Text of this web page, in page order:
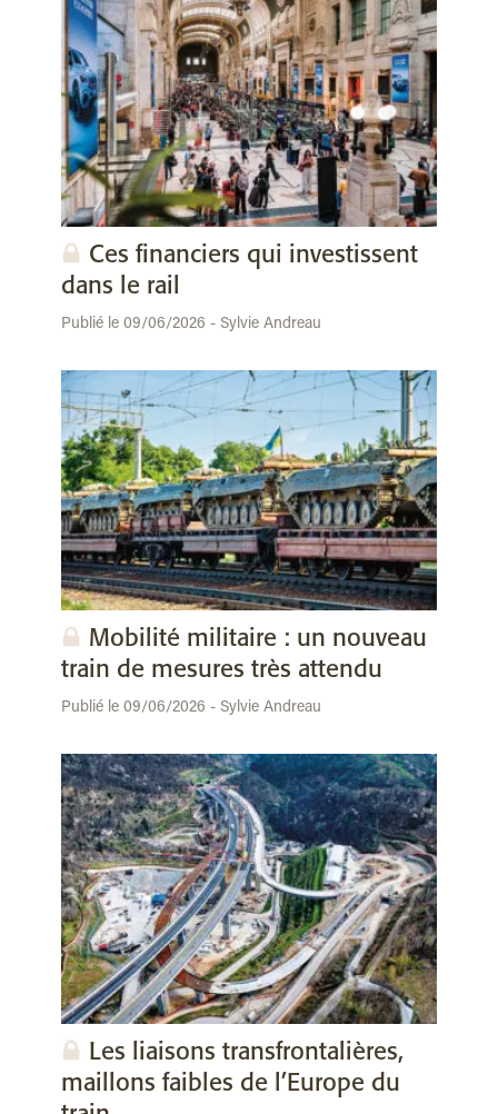
Ces financiers qui investissent
dans le rail
Publié le 09/06/2026 - Sylvie Andreau
Mobilité militaire : un nouveau
train de mesures très attendu
Publié le 09/06/2026 - Sylvie Andreau
Les liaisons transfrontalières,
maillons faibles de l’Europe du